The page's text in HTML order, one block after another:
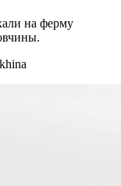
на ферму